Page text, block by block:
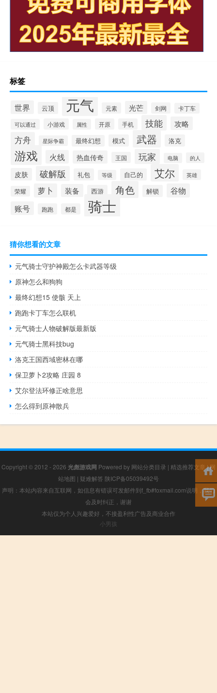
标签
世界 云顶 元气 元素 光芒 剑网 卡丁车
可以通过 小游戏 属性 开原 手机 技能 攻略
方舟 星际争霸 最终幻想 模式 武器 洛克
游戏 火线 热血传奇 王国 玩家 电脑 的人
皮肤 破解版 礼包 等级 自己的 艾尔 英雄
荣耀 萝卜 装备 西游 角色 解锁 谷物
账号 跑跑 都是 骑士
猜你想看的文章
元气骑士守护神殿怎么卡武器等级
原神怎么和狗狗
最终幻想15 使骸 天上
跑跑卡丁车怎么联机
元气骑士人物破解版最新版
元气骑士黑科技bug
洛克王国西域密林在哪
保卫萝卜2攻略 庄园 8
艾尔登法环修正啥意思
怎么得到原神散兵
Copyright © 2012 - 2026 光彪游戏网 Powered by 网站分类目录 | 精选推荐文章 |网
站地图 | 疑难解答 陕ICP备05039492号
声明：本站内容来自互联网，如信息有错误可发邮件到f_fb#foxmail.com说明，我们
会及时纠正，谢谢
本站仅为个人兴趣爱好，不接盈利性广告及商业合作
小男孩